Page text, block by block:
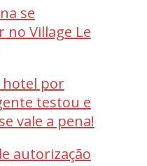
se
no Village Le
hotel por
testou e
vale a pena!
autorização